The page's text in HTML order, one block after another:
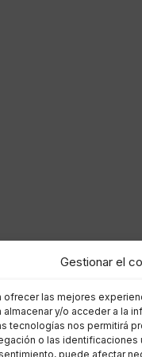
Gestionar el
ofrecer las mejores
almacenar y/o acceder a la
tecnologías nos permitirá
o las identificaciones
puede afectar